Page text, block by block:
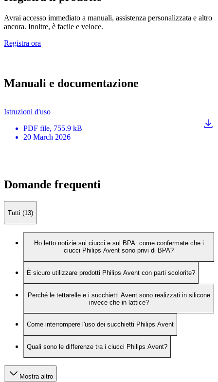
Avrai accesso immediato a manuali, assistenza personalizzata e altro
ancora. Inoltre, è facile e veloce.
Registra ora
Manuali e documentazione
Istruzioni d'uso
PDF file, 755.9 kB
20 March 2026
Domande frequenti
Tutti (13)
Ho letto notizie sui ciucci e sul BPA: come confermate che i
ciucci Philips Avent sono privi di BPA?
È sicuro utilizzare prodotti Philips Avent con parti scolorite?
Perché le tettarelle e i succhietti Avent sono realizzati in silicone
invece che in lattice?
Come interrompere l'uso dei succhietti Philips Avent
Quali sono le differenze tra i ciucci Philips Avent?
Mostra altro